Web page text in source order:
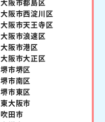
大阪市都島区
大阪市西淀川区
大阪市天王寺区
大阪市浪速区
大阪市港区
大阪市大正区
堺市堺区
堺市南区
堺市東区
東大阪市
吹田市